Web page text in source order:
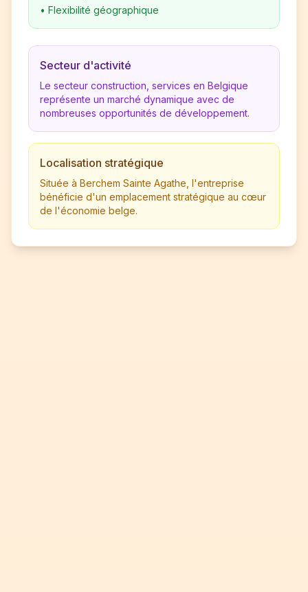
• Flexibilité géographique
Secteur d'activité
Le secteur construction, services en Belgique
représente un marché dynamique avec de
nombreuses opportunités de développement.
Localisation stratégique
Située à Berchem Sainte Agathe, l'entreprise
bénéficie d'un emplacement stratégique au cœur
de l'économie belge.